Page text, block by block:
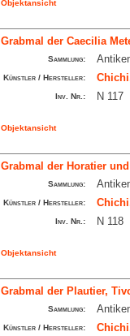
Objektansicht
Grabmal der Caecilia
Sammlung:
Künstler / Hersteller:
Inv. Nr.: N 117
Objektansicht
Grabmal der Horatier
Sammlung:
Künstler / Hersteller:
Inv. Nr.: N 118
Objektansicht
Grabmal der Plautier,
Sammlung:
Künstler / Hersteller: